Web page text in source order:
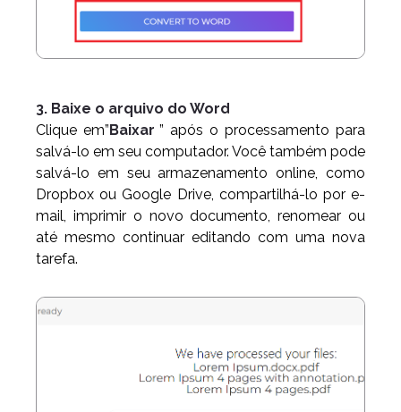
3. Baixe o arquivo do Word
Clique em”Baixar ” após o processamento para
salvá-lo em seu computador. Você também pode
salvá-lo em seu armazenamento online, como
Dropbox ou Google Drive, compartilhá-lo por e-
mail, imprimir o novo documento, renomear ou
até mesmo continuar editando com uma nova
tarefa.